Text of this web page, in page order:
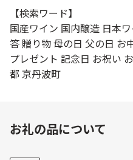
【検索ワード】
国産ワイン 国内醸造 日本
答 贈り物 母の日 父の日 お
プレゼント 記念日 お祝い
都 京丹波町
お礼の品について